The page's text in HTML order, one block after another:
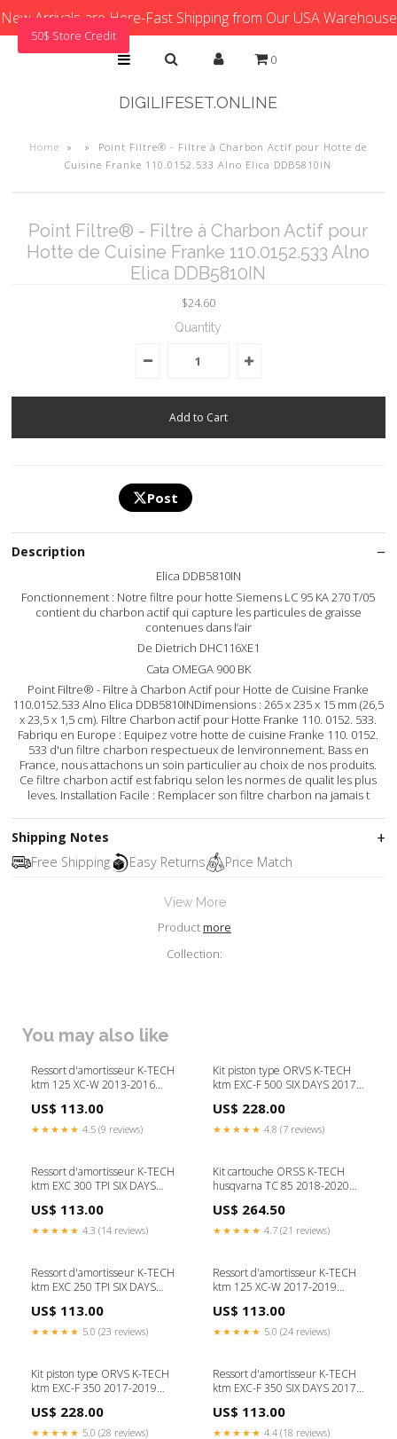
New Arrivals are Here-Fast Shipping from Our USA Warehouse
0
DIGILIFESET.ONLINE
Home » »
Point Filtre® - Filtre à Charbon Actif pour Hotte de
Cuisine Franke 110.0152.533 Alno Elica DDB5810IN
Point Filtre® - Filtre à Charbon Actif pour
Hotte de Cuisine Franke 110.0152.533 Alno
Elica DDB5810IN
$24.60
Quantity
Post
Description
Elica DDB5810IN
Fonctionnement : Notre filtre pour hotte Siemens LC 95 KA 270 T/05
contient du charbon actif qui capture les particules de graisse
contenues dans l’air
De Dietrich DHC116XE1
Cata OMEGA 900 BK
Point Filtre® - Filtre à Charbon Actif pour Hotte de Cuisine Franke
110.0152.533 Alno Elica DDB5810INDimensions : 265 x 235 x 15 mm (26,5
x 23,5 x 1,5 cm). Filtre Charbon actif pour Hotte Franke 110. 0152. 533.
Fabriqu en Europe : Equipez votre hotte de cuisine Franke 110. 0152.
533 d'un filtre charbon respectueux de lenvironnement. Bass en
France, nous attachons un soin particulier au choix de nos produits.
Ce filtre charbon actif est fabriqu selon les normes de qualit les plus
leves. Installation Facile : Remplacer son filtre charbon na jamais t
Shipping Notes
Free Shipping
Easy Returns Price Match
View More
Productmore
Collection:
You may also like
Ressort d'amortisseur K-TECH
ktm 125 XC-W 2013-2016
US$ 113.00
★★★★★ 4.5 (9 reviews)
Kit piston type ORVS K-TECH
ktm EXC-F 500 SIX DAYS 2017-
US$ 228.00
★★★★★ 4.8 (7 reviews)
Ressort d'amortisseur K-TECH
ktm EXC 300 TPI SIX DAYS
98-00
US$ 113.00
★★★★★ 4.3 (14 reviews)
Kit cartouche ORSS K-TECH
husqvarna TC 85 2018-2020
US$ 264.50
★★★★★ 4.7 (21 reviews)
Ressort d'amortisseur K-TECH
ktm EXC 250 TPI SIX DAYS
continental-gt-19-20
US$ 113.00
★★★★★ 5.0 (23 reviews)
Ressort d'amortisseur K-TECH
ktm 125 XC-W 2017-2019
US$ 113.00
★★★★★ 5.0 (24 reviews)
Kit piston type ORVS K-TECH
ktm EXC-F 350 2017-2019
US$ 228.00
★★★★★ 5.0 (28 reviews)
Ressort d'amortisseur K-TECH
ktm EXC-F 350 SIX DAYS 2017-
US$ 113.00
★★★★★ 4.4 (18 reviews)
50$ Store Credit